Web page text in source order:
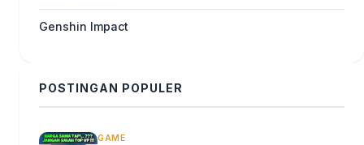
Genshin Impact
POSTINGAN POPULER
GAME